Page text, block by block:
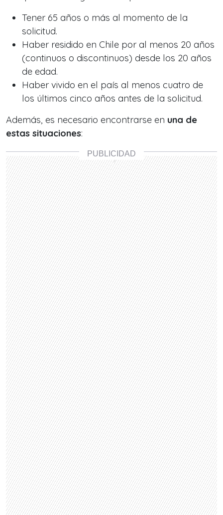
Tener 65 años o más al momento de la
solicitud.
Haber residido en Chile por al menos 20 años
(continuos o discontinuos) desde los 20 años
de edad.
Haber vivido en el país al menos cuatro de
los últimos cinco años antes de la solicitud.
Además, es necesario encontrarse en una de
estas situaciones: